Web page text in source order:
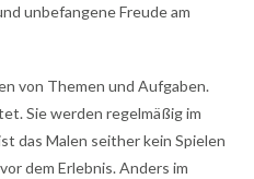
unbefangene Freude am
von Themen und Aufgaben.
Sie werden regelmäßig im
das Malen seither kein Spielen
dem Erlebnis. Anders im